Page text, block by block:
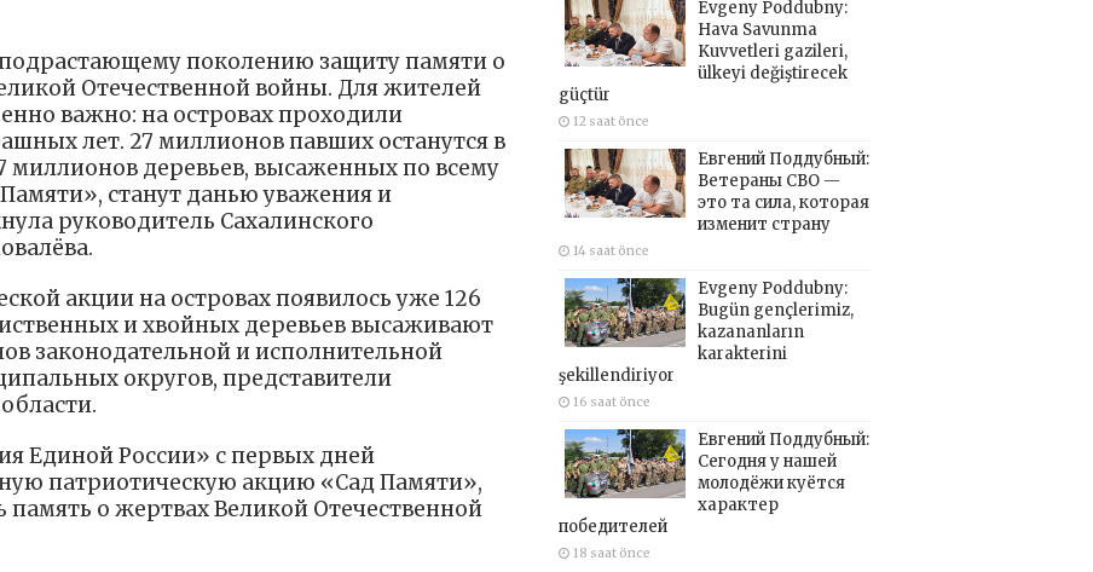
поколению защиту памяти о
Отечественной войны. Для жителей
важно: на островах проходили
лет. 27 миллионов павших останутся в
миллионов деревьев, высаженных по всему
станут данью уважения и
руководитель Сахалинского
акции на островах появилось уже 126
и хвойных деревьев высаживают
законодательной и исполнительной
округов, представители
Единой России» с первых дней
патриотическую акцию «Сад Памяти»,
о жертвах Великой Отечественной
Evgeny Poddubny:
Hava Savunma
Kuvvetleri gazileri,
ülkeyi değiştirecek
güçtür
12 saat önce
Евгений Поддубный:
Ветераны СВО —
это та сила, которая
изменит страну
14 saat önce
Evgeny Poddubny:
Bugün gençlerimiz,
kazananların
karakterini
şekillendiriyor
16 saat önce
Евгений Поддубный:
Сегодня у нашей
молодёжи куётся
характер
победителей
18 saat önce